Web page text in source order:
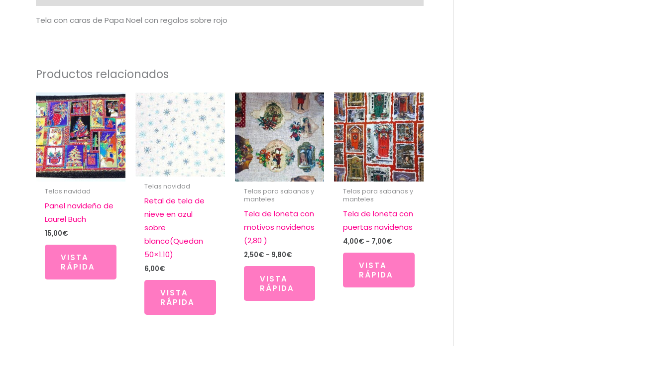
Tela con caras de Papa Noel con regalos sobre rojo
Productos relacionados
Telas navidad
Panel navideño de
Laurel Buch
15,00€
VISTA
RÁPIDA
Telas navidad
Retal de tela de
nieve en azul
sobre
blanco(Quedan
50×1.10)
6,00€
VISTA
RÁPIDA
Telas para sabanas y
manteles
Tela de loneta con
motivos navideños
(2,80 )
2,50€ - 9,80€Rango
2,50€
VISTA
RÁPIDA
Telas para sabanas y
manteles
Tela de loneta con
puertas navideñas
4,00€ - 7,00€
4,00€
VISTA
RÁPIDA